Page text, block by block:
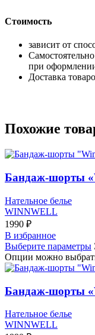
Стоимость
зависит от
при оформлении
Доставка
Похожие
Бандаж-шорты
Нательное белье
WINNWELL
1990 ₽
В избранное
Выберите параметры
Опции можно
Бандаж-шорты
Нательное белье
WINNWELL